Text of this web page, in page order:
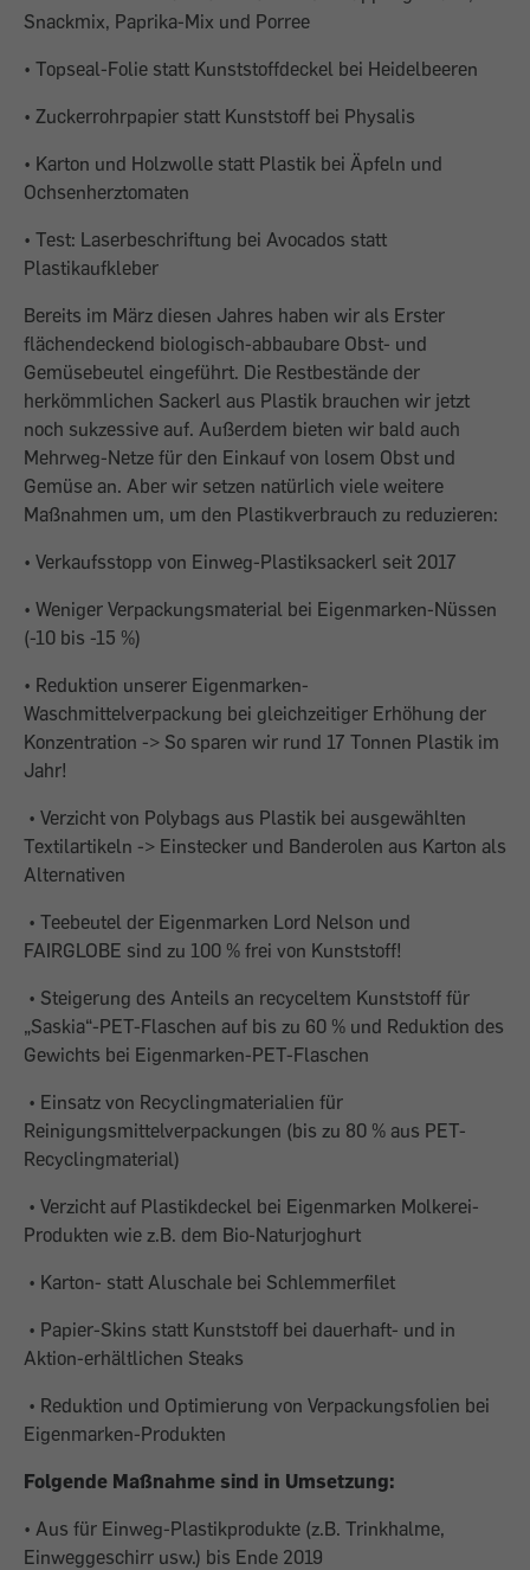
Snackmix, Paprika-Mix und Porree
• Topseal-Folie statt Kunststoffdeckel bei Heidelbeeren
• Zuckerrohrpapier statt Kunststoff bei Physalis
• Karton und Holzwolle statt Plastik bei Äpfeln und
Ochsenherztomaten
• Test: Laserbeschriftung bei Avocados statt
Plastikaufkleber
Bereits im März diesen Jahres haben wir als Erster
flächendeckend biologisch-abbaubare Obst- und
Gemüsebeutel eingeführt. Die Restbestände der
herkömmlichen Sackerl aus Plastik brauchen wir jetzt
noch sukzessive auf. Außerdem bieten wir bald auch
Mehrweg-Netze für den Einkauf von losem Obst und
Gemüse an. Aber wir setzen natürlich viele weitere
Maßnahmen um, um den Plastikverbrauch zu reduzieren:
• Verkaufsstopp von Einweg-Plastiksackerl seit 2017
• Weniger Verpackungsmaterial bei Eigenmarken-Nüssen
(-10 bis -15 %)
• Reduktion unserer Eigenmarken-
Waschmittelverpackung bei gleichzeitiger Erhöhung der
Konzentration -> So sparen wir rund 17 Tonnen Plastik im
Jahr!
• Verzicht von Polybags aus Plastik bei ausgewählten
Textilartikeln -> Einstecker und Banderolen aus Karton als
Alternativen
• Teebeutel der Eigenmarken Lord Nelson und
FAIRGLOBE sind zu 100 % frei von Kunststoff!
• Steigerung des Anteils an recyceltem Kunststoff für
„Saskia“-PET-Flaschen auf bis zu 60 % und Reduktion des
Gewichts bei Eigenmarken-PET-Flaschen
• Einsatz von Recyclingmaterialien für
Reinigungsmittelverpackungen (bis zu 80 % aus PET-
Recyclingmaterial)
• Verzicht auf Plastikdeckel bei Eigenmarken Molkerei-
Produkten wie z.B. dem Bio-Naturjoghurt
• Karton- statt Aluschale bei Schlemmerfilet
• Papier-Skins statt Kunststoff bei dauerhaft- und in
Aktion-erhältlichen Steaks
• Reduktion und Optimierung von Verpackungsfolien bei
Eigenmarken-Produkten
Folgende Maßnahme sind in Umsetzung:
• Aus für Einweg-Plastikprodukte (z.B. Trinkhalme,
Einweggeschirr usw.) bis Ende 2019